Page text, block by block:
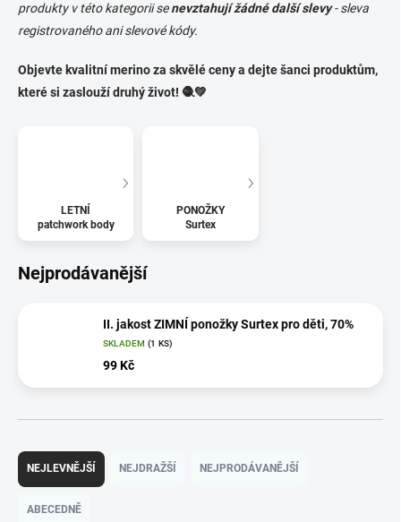
produkty v této kategorii senevztahují žádné další slevy - sleva
registrovaného ani slevové kódy.
Objevte kvalitní merino za skvělé ceny a dejte šanci produktům,
které si zaslouží druhý život! 🧶💚
LETNÍ
patchwork body
PONOŽKY
Surtex
Nejprodávanější
II. jakost ZIMNÍ ponožky Surtex pro děti, 70%
SKLADEM (1 KS)
99 Kč
Ř
z
NEJLEVNĚJŠÍ NEJDRAŽŠÍ NEJPRODÁVANĚJŠÍ
ABECEDNĚ